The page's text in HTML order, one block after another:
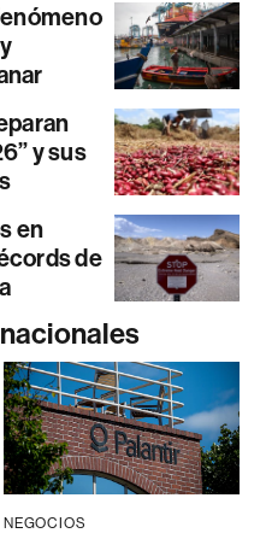
y sus
en
de
NEGOCIOS